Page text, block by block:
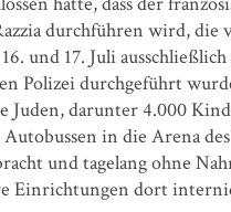
durchführen wird, die
und 17. Juli
Polizei durchgeführt
Juden, darunter 4.000
in die Arena
und tagelang ohne
Einrichtungen dort